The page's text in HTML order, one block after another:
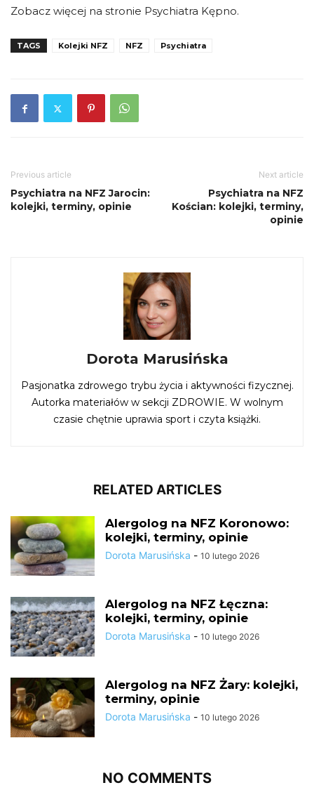
Zobacz więcej na stronie Psychiatra Kępno.
TAGS Kolejki NFZ NFZ Psychiatra
Previous article
Psychiatra na NFZ Jarocin:
kolejki, terminy, opinie
Next article
Psychiatra na NFZ
Kościan: kolejki, terminy,
opinie
Dorota Marusińska
Pasjonatka zdrowego trybu życia i aktywności fizycznej.
Autorka materiałów w sekcji ZDROWIE. W wolnym
czasie chętnie uprawia sport i czyta książki.
RELATED ARTICLES
Alergolog na NFZ Koronowo:
kolejki, terminy, opinie
Dorota Marusińska - 10 lutego 2026
Alergolog na NFZ Łęczna:
kolejki, terminy, opinie
Dorota Marusińska - 10 lutego 2026
Alergolog na NFZ Żary: kolejki,
terminy, opinie
Dorota Marusińska - 10 lutego 2026
NO COMMENTS